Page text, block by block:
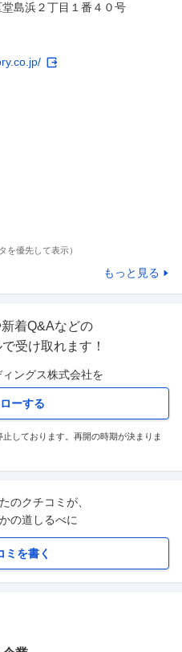
島浜２丁目１番４０号
を優先して表示）
もっと見る
着Q&Aなどの
受け取れます！
ングス株式会社を
ーする
しております。再開の時期が決まりま
のクチコミが、
の道しるべに
ミを書く